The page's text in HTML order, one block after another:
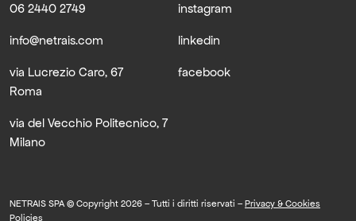
06 2440 2749
info@netrais.com
via Lucrezio Caro, 67
Roma
via del Vecchio Politecnico, 7
Milano
instagram
linkedin
facebook
NETRAIS SPA © Copyright 2026 – Tutti i diritti riservati – Privacy & Cookies
Policies